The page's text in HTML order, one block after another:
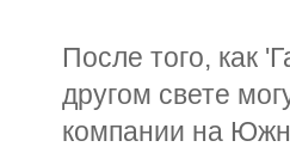
После того, как
другом свете
компании на